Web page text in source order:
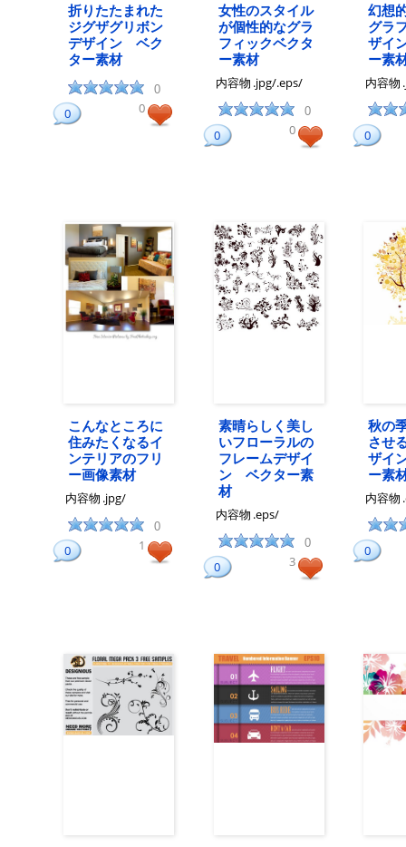
折りたたまれた
ジグザグリボン
デザイン ベク
ター素材
0
0 0
女性のスタイル
が個性的なグラ
フィックベクタ
ー素材
内容物 .jpg/.eps/
0
0 0
幻想
グラ
ザイ
ー素
内容物
0
こんなところに
住みたくなるイ
ンテリアのフリ
ー画像素材
内容物 .jpg/
0
0 1
素晴らしく美し
いフローラルの
フレームデザイ
ン ベクター素
材
内容物 .eps/
0
0 3
秋の
させ
ザイ
ー素
内容物
0